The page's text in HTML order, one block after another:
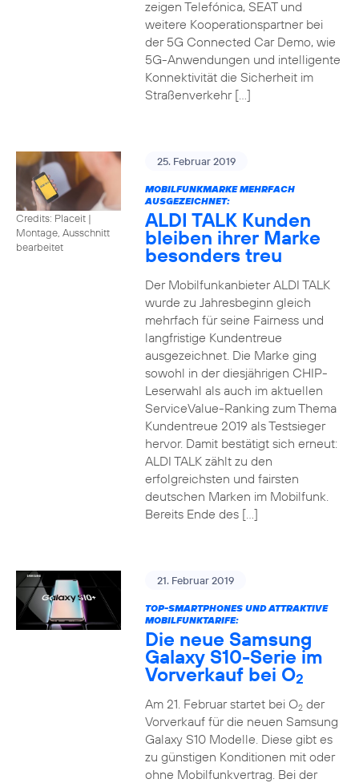
zeigen Telefónica, SEAT und
weitere Kooperationspartner bei
der 5G Connected Car Demo, wie
5G-Anwendungen und intelligente
Konnektivität die Sicherheit im
Straßenverkehr […]
Credits: Placeit |
Montage, Ausschnitt
bearbeitet
25. Februar 2019
MOBILFUNKMARKE MEHRFACH
AUSGEZEICHNET:
ALDI TALK Kunden
bleiben ihrer Marke
besonders treu
Der Mobilfunkanbieter ALDI TALK
wurde zu Jahresbeginn gleich
mehrfach für seine Fairness und
langfristige Kundentreue
ausgezeichnet. Die Marke ging
sowohl in der diesjährigen CHIP-
Leserwahl als auch im aktuellen
ServiceValue-Ranking zum Thema
Kundentreue 2019 als Testsieger
hervor. Damit bestätigt sich erneut:
ALDI TALK zählt zu den
erfolgreichsten und fairsten
deutschen Marken im Mobilfunk.
Bereits Ende des […]
21. Februar 2019
TOP-SMARTPHONES UND ATTRAKTIVE
MOBILFUNKTARIFE:
Die neue Samsung
Galaxy S10-Serie im
Vorverkauf bei O2
Am 21. Februar startet bei O2der
Vorverkauf für die neuen Samsung
Galaxy S10 Modelle. Diese gibt es
zu günstigen Konditionen mit oder
ohne Mobilfunkvertrag. Bei der